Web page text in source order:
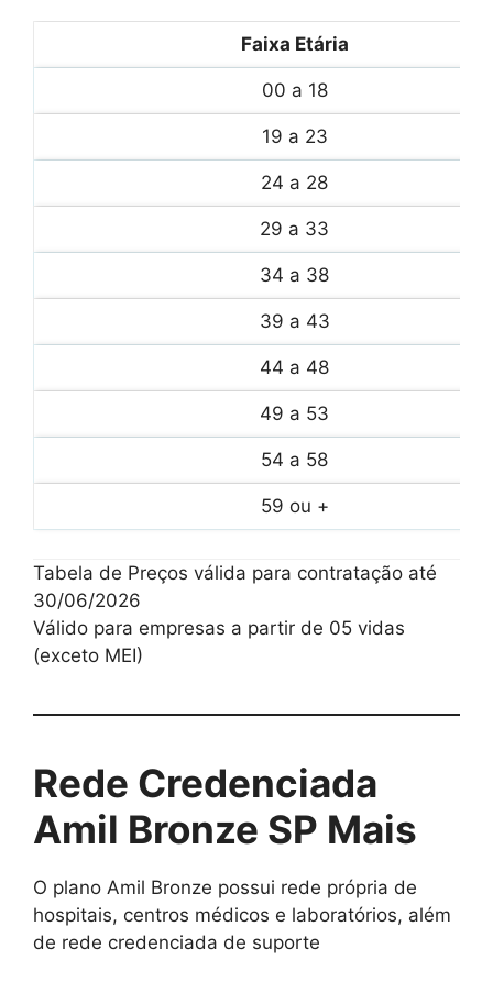
Faixa Etária
00 a 18
19 a 23
24 a 28
29 a 33
34 a 38
39 a 43
44 a 48
49 a 53
54 a 58
59 ou +
Tabela de Preços válida para contratação até
30/06/2026
Válido para empresas a partir de 05 vidas
(exceto MEI)
Rede Credenciada
Amil Bronze SP Mais
O plano Amil Bronze possui rede própria de
hospitais, centros médicos e laboratórios, além
de rede credenciada de suporte